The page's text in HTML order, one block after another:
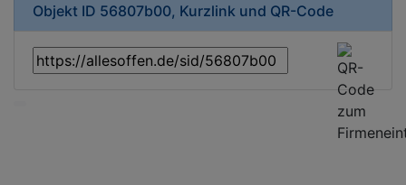
Objekt ID 56807b00, Kurzlink und QR-Code